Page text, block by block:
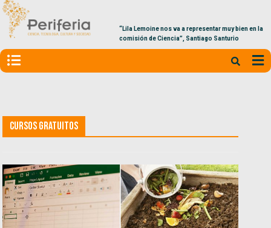
“Lila Lemoine nos va a representar muy bien en la
comisión de Ciencia”, Santiago Santurio
Cursos gratuitos